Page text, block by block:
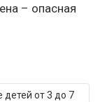
– опасная
детей от 3 до 7